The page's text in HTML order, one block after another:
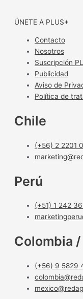
ÚNETE A PLUS+
Contacto
Nosotros
Suscripción
Publicidad
Aviso de
Política de
Chile
(+56) 2 2201
Perú
(+51) 1 242
Colombia
(+56) 9 5829